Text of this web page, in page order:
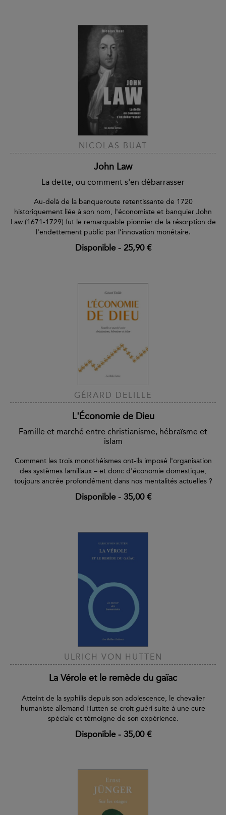
NICOLAS BUAT
John Law
La dette, ou comment s'en débarrasser
Au-delà de la banqueroute retentissante de 1720
historiquement liée à son nom, l'économiste et banquier John
Law (1671-1729) fut le remarquable pionnier de la résorption de
l'endettement public par l’innovation monétaire.
Disponible- 25,90 €
GÉRARD DELILLE
L'Économie de Dieu
Famille et marché entre christianisme, hébraïsme et
islam
Comment les trois monothéismes ont-ils imposé l'organisation
des systèmes familiaux – et donc d'économie domestique,
toujours ancrée profondément dans nos mentalités actuelles ?
Disponible- 35,00 €
ULRICH VON HUTTEN
La Vérole et le remède du gaïac
Atteint de la syphilis depuis son adolescence, le chevalier
humaniste allemand Hutten se croit guéri suite à une cure
spéciale et témoigne de son expérience.
Disponible- 35,00 €